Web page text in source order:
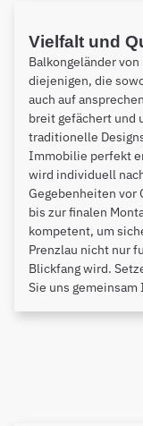
Vielfalt und
Balkongeländer von
diejenigen, die
auch auf
breit gefächert und
traditionelle
Immobilie perfekt
wird individuell
Gegebenheiten vor
bis zur finalen
kompetent, um
Prenzlau nicht nur
Blickfang wird.
Sie uns